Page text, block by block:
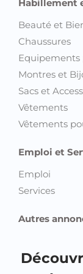
Habillement
Beauté et
Chaussures
Montres et
Sacs et
Vêtements
Vêtements
Emploi et
Emploi
Services
Autres